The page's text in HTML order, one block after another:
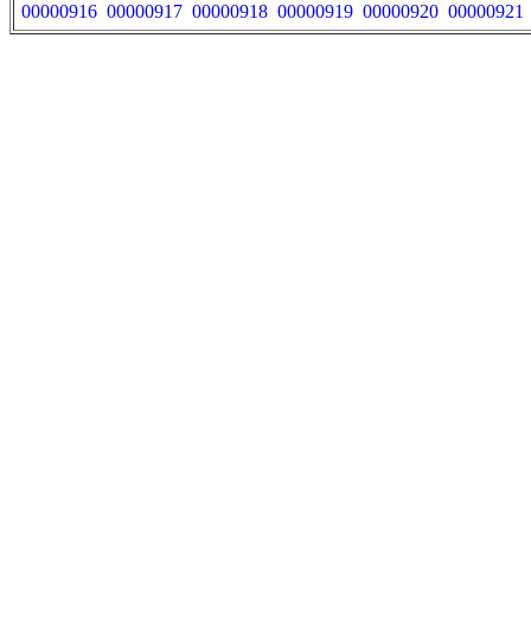
00000916 00000917 00000918 00000919 00000920 00000921